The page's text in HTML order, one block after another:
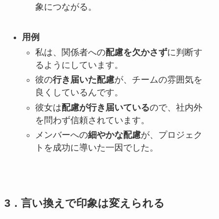
象につながる。
用例
私は、関係者への配慮を欠かさずに判断す
るようにしています。
彼の行き届いた配慮が、チームの雰囲気を
良くしているんです。
彼女は配慮が行き届いているので、社内外
を問わず信頼されています。
メンバーへの細やかな配慮が、プロジェク
トを成功に導いた一因でした。
3．言い換えで印象は変えられる